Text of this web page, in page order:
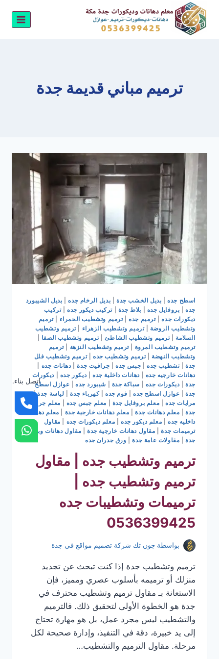
التجاوز
المحتوى
ترميم مباني قديمة جدة
اسطح جده| بديل الخشب جدة| بديل الرخام جده| بديل الشيبورد
جده| بروفايل جده بلاط جدة تركيب ديكور جده|تركيب
ديكورات جده|ترميم جده|ترميم وتشطيب الحمراء |ترميم
وتشطيب الروضة |ترميم وتشطيب الزهراء |ترميم وتشطيب
السلامة |ترميم وتشطيب الشاطئ|ترميم وتشطيب الصفا
ترميم وتشطيب المروة |ترميم وتشطيب النزهة |ترميم
وتشطيب النهضة |ترميم وتشطيب جده |ترميم وتشطيب فلل
جدة|تشطيب جده| جبس جده| جرافيت جدة| دهانات جده
دهانات خارجيه جده
دهانات داخلية جده ديكور جده
ديكورات
جدة| ديكورات جده سباكة جدة شيبورد جده
عوازل اسطح
جدة| عوازل اسطح جده| فوم جده|كهرباء جدة| لياسة جدة|
مرايات جده| معلم بروفايل جدة معلم جبس جده
معلم جرافيت
جدة| معلم دهانات جدة| معلم دهانات خارجية جدة
معلم دهانات
داخليه جده| معلم ديكور جده معلم ديكورات جده
مقاول
ترميمات جدة| مقاول دهانات خارجية جدة
مقاول دهانات وبويات
جدة| مقاولات عامة جدة| ورق جدران جده
ترميم وتشطيب جده | مقاول
ترميم وتشطيب جده |
ترميمات وتشطيبات جده
0536399425
بواسطة جون تك شركة تصميم مواقع في جدة
ترميم وتشطيب جدة إذا كنت تبحث عن تجديد
منزلك أو ترميمه بأسلوب عصري ومميز، فإن
الاستعانة بـ مقاول ترميم وتشطيب محترف في
جدة هو الخطوة الأولى لتحقيق ذلك. فالترميم
والتشطيب ليس مجرد عمل، بل هو مهارة تحتاج
إلى يد خبيرة، دقة في التنفيذ، وإدارة صحيحة لكل
مرحلة. مقاول الترميم والتشطيب…
اتصل بناء.